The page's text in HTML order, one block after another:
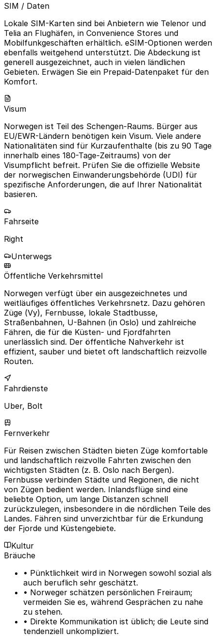
SIM / Daten
Lokale SIM-Karten sind bei Anbietern wie Telenor und
Telia an Flughäfen, in Convenience Stores und
Mobilfunkgeschäften erhältlich. eSIM-Optionen werden
ebenfalls weitgehend unterstützt. Die Abdeckung ist
generell ausgezeichnet, auch in vielen ländlichen
Gebieten. Erwägen Sie ein Prepaid-Datenpaket für den
Komfort.
Visum
Norwegen ist Teil des Schengen-Raums. Bürger aus
EU/EWR-Ländern benötigen kein Visum. Viele andere
Nationalitäten sind für Kurzaufenthalte (bis zu 90 Tage
innerhalb eines 180-Tage-Zeitraums) von der
Visumpflicht befreit. Prüfen Sie die offizielle Website
der norwegischen Einwanderungsbehörde (UDI) für
spezifische Anforderungen, die auf Ihrer Nationalität
basieren.
Fahrseite
Right
Unterwegs
Öffentliche Verkehrsmittel
Norwegen verfügt über ein ausgezeichnetes und
weitläufiges öffentliches Verkehrsnetz. Dazu gehören
Züge (Vy), Fernbusse, lokale Stadtbusse,
Straßenbahnen, U-Bahnen (in Oslo) und zahlreiche
Fähren, die für die Küsten- und Fjordfahrten
unerlässlich sind. Der öffentliche Nahverkehr ist
effizient, sauber und bietet oft landschaftlich reizvolle
Routen.
Fahrdienste
Uber, Bolt
Fernverkehr
Für Reisen zwischen Städten bieten Züge komfortable
und landschaftlich reizvolle Fahrten zwischen den
wichtigsten Städten (z. B. Oslo nach Bergen).
Fernbusse verbinden Städte und Regionen, die nicht
von Zügen bedient werden. Inlandsflüge sind eine
beliebte Option, um lange Distanzen schnell
zurückzulegen, insbesondere in die nördlichen Teile des
Landes. Fähren sind unverzichtbar für die Erkundung
der Fjorde und Küstengebiete.
Kultur
Bräuche
• Pünktlichkeit wird in Norwegen sowohl sozial als
auch beruflich sehr geschätzt.
• Norweger schätzen persönlichen Freiraum;
vermeiden Sie es, während Gesprächen zu nahe
zu stehen.
• Direkte Kommunikation ist üblich; die Leute sind
tendenziell unkompliziert.